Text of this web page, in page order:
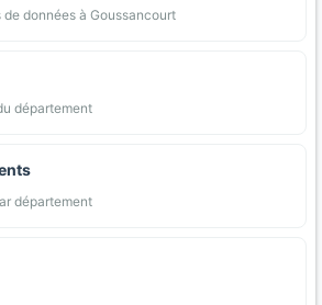
données à Goussancourt
département
département